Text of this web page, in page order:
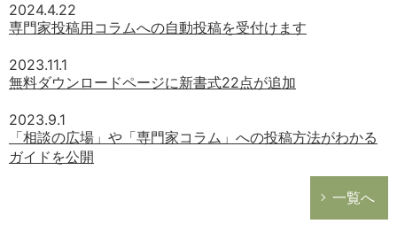
2024.4.22
専門家投稿用コラムへの自動投稿を受付けます
2023.11.1
無料ダウンロードページに新書式22点が追加
2023.9.1
「相談の広場」や「専門家コラム」への投稿方法がわかる
ガイドを公開
一覧へ